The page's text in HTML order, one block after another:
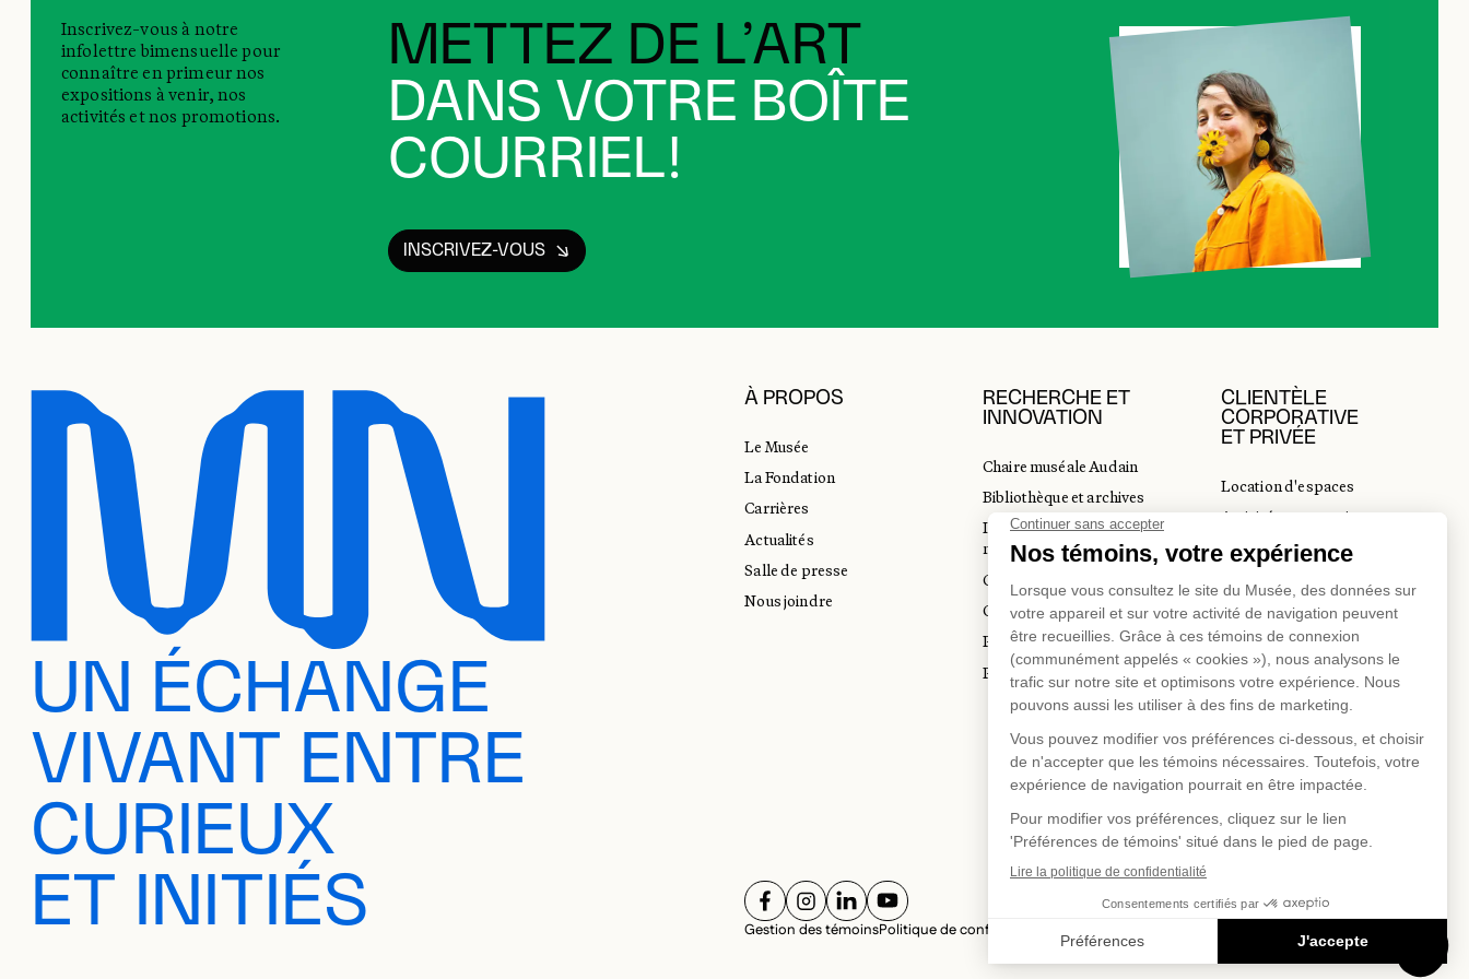
METTEZ DE L’ART
DANS VOTRE BOÎTE
COURRIEL!
Inscrivez-vous à notre
infolettre bimensuelle pour
connaître en primeur nos
expositions à venir, nos
activités et nos promotions.
INSCRIVEZ-VOUS
UN ÉCHANGE
VIVANT ENTRE
CURIEUX
ET INITIÉS
À PROPOS
Le Musée
La Fondation
Carrières
Actualités
Salle de presse
Nous joindre
RECHERCHE ET
INNOVATION
Chaire muséale Audain
Bibliothèque et archives
Incubateur d’innovations
muséales
Guide de numérisation 3D
Commandes d'images
Prix en art actuel
Prix Lynne-Cohen
CLIENTÈLE
CORPORATIVE
ET PRIVÉE
Location d'espaces
Activités corporatives
Location d'œuvres
du tourisme
SUIVEZ-NOUS SUR
SUIVEZ-NOUS SUR
SUIVEZ-NOUS SUR
SUIVEZ-NOUS SUR
Gestion des témoinsPolitique de confidentialité